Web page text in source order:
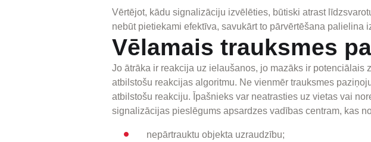
Vērtējot, kādu signalizāciju izvēlēties, būtiski atrast
nebūt pietiekami efektīva, savukārt to pārvērtēšana palielina
Vēlamais trauksmes
Jo ātrāka ir reakcija uz ielaušanos, jo mazāks ir
atbilstošu reakcijas algoritmu. Ne vienmēr trauksmes
atbilstošu reakciju. Īpašnieks var neatrasties uz vietas vai
signalizācijas pieslēgums apsardzes vadības centram, kas
nepārtrauktu objekta uzraudzību;